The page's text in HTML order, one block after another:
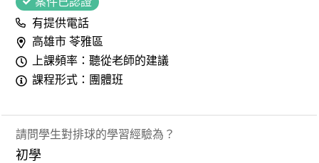
有提供電話
高雄市 苓雅區
上課頻率：聽從老師的建議
課程形式：團體班
請問學生對排球的學習經驗為？
初學